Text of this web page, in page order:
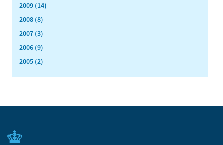
2009 (14)
2008 (8)
2007 (3)
2006 (9)
2005 (2)